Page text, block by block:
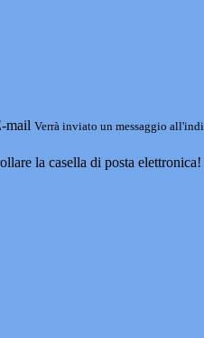
mail Verrà inviato un messaggio
la casella di posta elettronica!